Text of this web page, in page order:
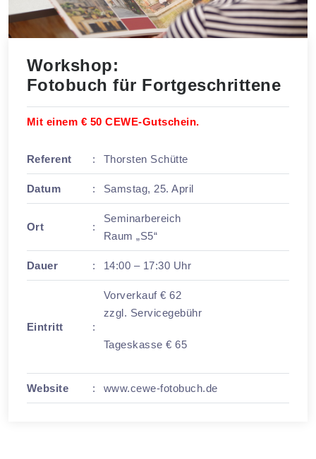
Workshop:
Fotobuch für Fortgeschrittene
Mit einem € 50 CEWE-Gutschein.
Referent : Thorsten Schütte
Datum : Samstag, 25. April
Ort :
Seminarbereich
Raum „S5“
Dauer : 14:00 – 17:30 Uhr
Eintritt :
Vorverkauf € 62
zzgl. Servicegebühr
Tageskasse € 65
Website : www.cewe-fotobuch.de